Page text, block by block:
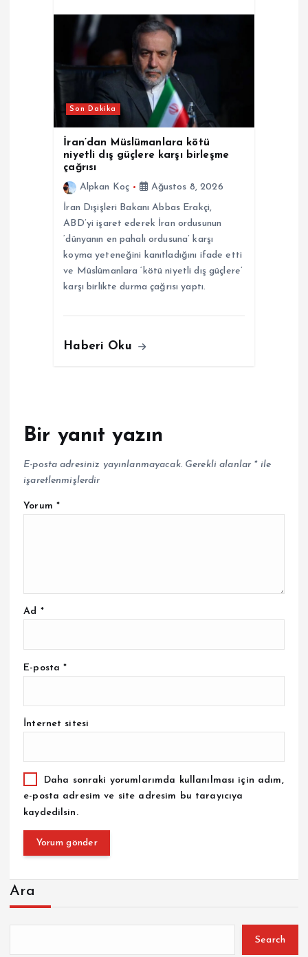
Son Dakika
İran’dan Müslümanlara kötü
niyetli dış güçlere karşı birleşme
çağrısı
Alpkan Koç
Ağustos 8, 2026
İran Dışişleri Bakanı Abbas Erakçi,
ABD’yi işaret ederek İran ordusunun
‘dünyanın en pahalı ordusuna’ karşı
koyma yeteneğini kanıtladığını ifade etti
ve Müslümanlara ‘kötü niyetli dış güçlere’
karşı birlikte durma çağrısı yaptı.
Haberi Oku
Bir yanıt yazın
E-posta adresiniz yayınlanmayacak. Gerekli alanlar *ile
işaretlenmişlerdir
Yorum *
Ad *
E-posta*
İnternet sitesi
Daha sonraki yorumlarımda kullanılması için adım,
e-posta adresim ve site adresim bu tarayıcıya
kaydedilsin.
Ara
Search